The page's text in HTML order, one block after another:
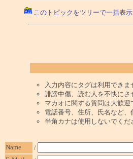
このトピックをツリーで一括表示
入力内容にタグは利用できま
誹謗中傷、読む人を不快に
マカオに関する質問は大歓
電話番号、住所、氏名など
半角カナは使用しないでく
Name
/